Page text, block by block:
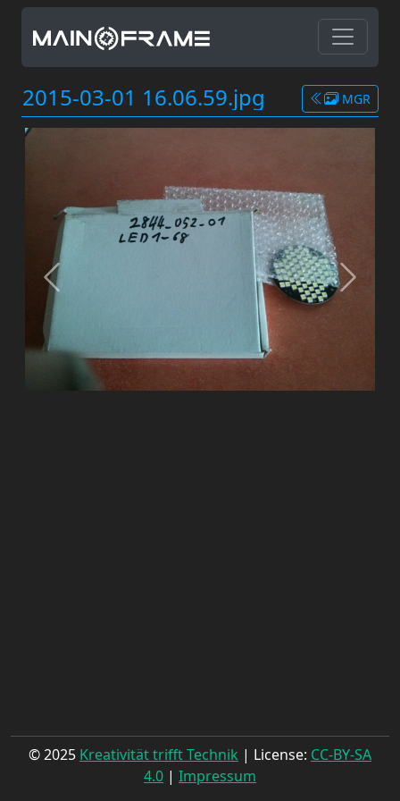
2015-03-01 16.06.59.jpg MGR
© 2025 Kreativität trifft Technik | License: CC-BY-SA
4.0 | Impressum